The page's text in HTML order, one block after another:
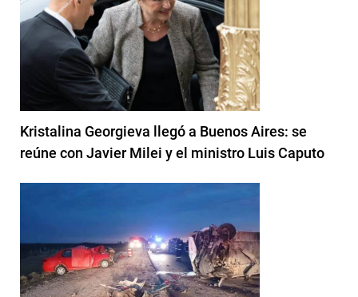
Kristalina Georgieva llegó a Buenos Aires: se
reúne con Javier Milei y el ministro Luis Caputo